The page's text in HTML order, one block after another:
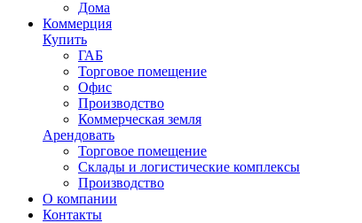
Дома
Коммерция
Купить
ГАБ
Торговое помещение
Офис
Производство
Коммерческая земля
Арендовать
Торговое помещение
Склады и логистические комплексы
Производство
О компании
Контакты